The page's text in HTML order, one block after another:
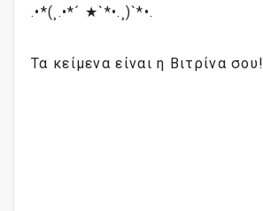
.•*(¸.•*´ ★`*•.¸)`*•.
Τα κείμενα είναι η Βιτρίνα σου!